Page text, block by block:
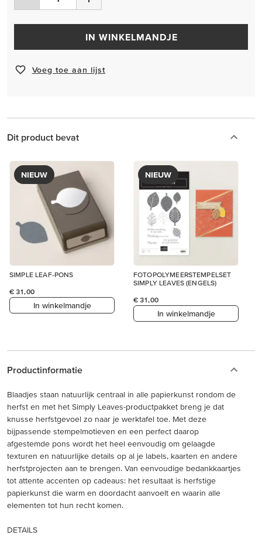
IN WINKELMANDJE
Voeg toe aan lijst
Dit product bevat
NIEUW
SIMPLE LEAF-PONS
€ 31,00
In winkelmandje
NIEUW
FOTOPOLYMEERSTEMPELSET
SIMPLY LEAVES (ENGELS)
€ 31,00
In winkelmandje
Productinformatie
Blaadjes staan natuurlijk centraal in alle papierkunst rondom de
herfst en met het Simply Leaves-productpakket breng je dat
knusse herfstgevoel zo naar je werktafel toe. Met deze
bijpassende stempelmotieven en een perfect daarop
afgestemde pons wordt het heel eenvoudig om gelaagde
texturen en natuurlijke details op al je labels, kaarten en andere
herfstprojecten aan te brengen. Van eenvoudige bedankkaartjes
tot attente accenten op cadeaus: het resultaat is herfstige
papierkunst die warm en doordacht aanvoelt en waarin alle
elementen tot hun recht komen.
DETAILS